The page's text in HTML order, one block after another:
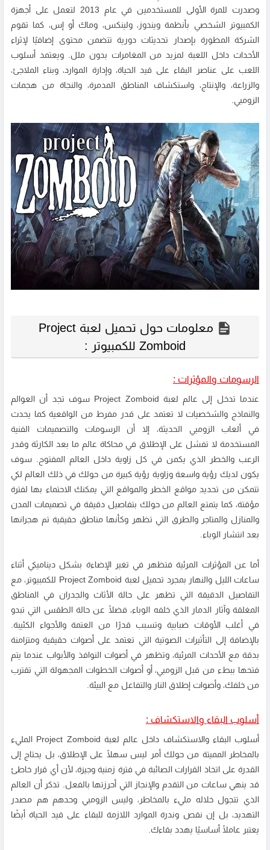
وصدرت للمرة الأولى للمستخدمين في عام 2013 لتعمل على أجهزة
الكمبيوتر الشخصي بأنظمة ويندوز، ولينكس، وماك أو إس، كما تقوم
الشركة المطورة بإصدار تحديثات دورية تتضمن محتوى إضافيًا لإثراء
الأحداث داخل اللعبة لمزيد من المغامرات بدون ملل. ويعتمد أسلوب
اللعب على عناصر البقاء على قيد الحياة، وإدارة الموارد، وبناء الملاجئ،
والزراعة، والإنتاج، واستكشاف المناطق المدمرة، والنجاة من هجمات
الزومبي.
معلومات حول تحميل لعبة Project
Zomboid للكمبيوتر :
الرسومات والمؤثرات :
عندما تدخل إلى عالم لعبة Project Zomboid سوف تجد أن العوالم
والنماذج والشخصيات لا تعتمد على قدر مفرط من الواقعية كما يحدث
في ألعاب الزومبي الحديثة، إلا أن الرسومات والتصميمات الفنية
المستخدمة لا تفشل على الإطلاق في محاكاة عالم ما بعد الكارثة وقدر
الرعب والخطر الذي يكمن في كل زاوية داخل العالم المفتوح. سوف
يكون لديك رؤية واسعة وزاوية رؤية كبيرة من حولك في ذلك العالم لكي
تتمكن من تحديد مواقع الخطر والمواقع التي يمكنك الاحتماء بها لفترة
مؤقتة، كما يتمتع العالم من حولك بتفاصيل دقيقة في تصميمات المدن
والمنازل والمتاجر والطرق التي تظهر وكأنها مناطق حقيقية تم هجرانها
بعد انتشار الوباء.
أما عن المؤثرات المرئية فتظهر في تغير الإضاءة بشكل ديناميكي أثناء
ساعات الليل والنهار بمجرد تحميل لعبة Project Zomboid للكمبيوتر، مع
التفاصيل الدقيقة التي تظهر على حالة الأثاث والجدران في المناطق
المغلقة وآثار الدمار الذي خلفه الوباء، فضلًا عن حالة الطقس التي تبدو
في أغلب الأوقات ضبابية وتسبب قدرًا من العتمة والأجواء الكئيبة.
بالإضافة إلى التأثيرات الصوتية التي تعتمد على أصوات حقيقية ومتزامنة
بدقة مع الأحداث المرئية، وتظهر في أصوات النوافذ والأبواب عندما يتم
فتحها ببطء من قبل الزومبي، أو أصوات الخطوات المجهولة التي تقترب
من خلفك، وأصوات إطلاق النار والتفاعل مع البيئة.
أسلوب البقاء والاستكشاف :
أسلوب البقاء والاستكشاف داخل عالم لعبة Project Zomboid المليء
بالمخاطر المميتة من حولك أمر ليس سهلًا على الإطلاق، بل يحتاج إلى
القدرة على اتخاذ القرارات الصائبة في فترة زمنية وجيزة، لأن أي قرار خاطئ
قد ينهي ساعات من التقدم والإنجاز التي أحرزتها بالفعل. تذكر أن العالم
الذي تتجول خلاله مليء بالمخاطر، وليس الزومبي وحدهم هم مصدر
التهديد، بل إن نقص وندرة الموارد اللازمة للبقاء على قيد الحياة أيضًا
يعتبر عاملًا أساسيًا يهدد بقاءك.